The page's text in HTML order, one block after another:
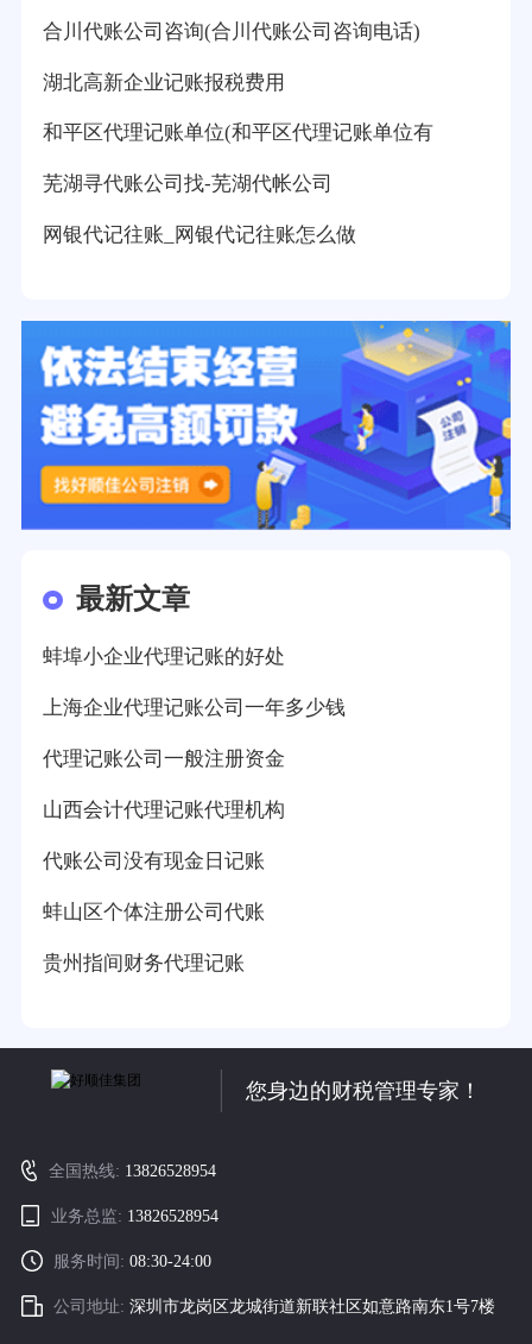
合川代账公司咨询(合川代账公司咨询电话)
湖北高新企业记账报税费用
和平区代理记账单位(和平区代理记账单位有
芜湖寻代账公司找-芜湖代帐公司
网银代记往账_网银代记往账怎么做
最新文章
蚌埠小企业代理记账的好处
上海企业代理记账公司一年多少钱
代理记账公司一般注册资金
山西会计代理记账代理机构
代账公司没有现金日记账
蚌山区个体注册公司代账
贵州指间财务代理记账
您身边的财税管理专家！
全国热线: 13826528954
业务总监: 13826528954
服务时间:08:30-24:00
公司地址:深圳市龙岗区龙城街道新联社区如意路南东1号7楼